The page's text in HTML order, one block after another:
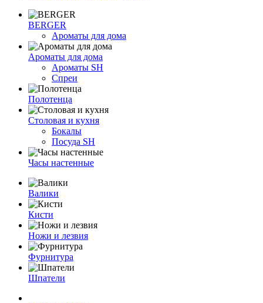
BERGER
Ароматы для дома
Ароматы для дома
Ароматы SH
Спреи
Полотенца
Столовая и кухня
Бокалы
Посуда SH
Часы настенные
Валики
Кисти
Ножи и лезвия
Фурнитура
Шпатели